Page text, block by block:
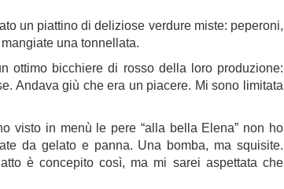
un piattino di deliziose verdure miste: peperoni,
una tonnellata.
ottimo bicchiere di rosso della loro produzione:
Andava giù che era un piacere. Mi sono limitata
visto in menù le pere “alla bella Elena” non ho
da gelato e panna. Una bomba, ma squisite.
è concepito così, ma mi sarei aspettata che